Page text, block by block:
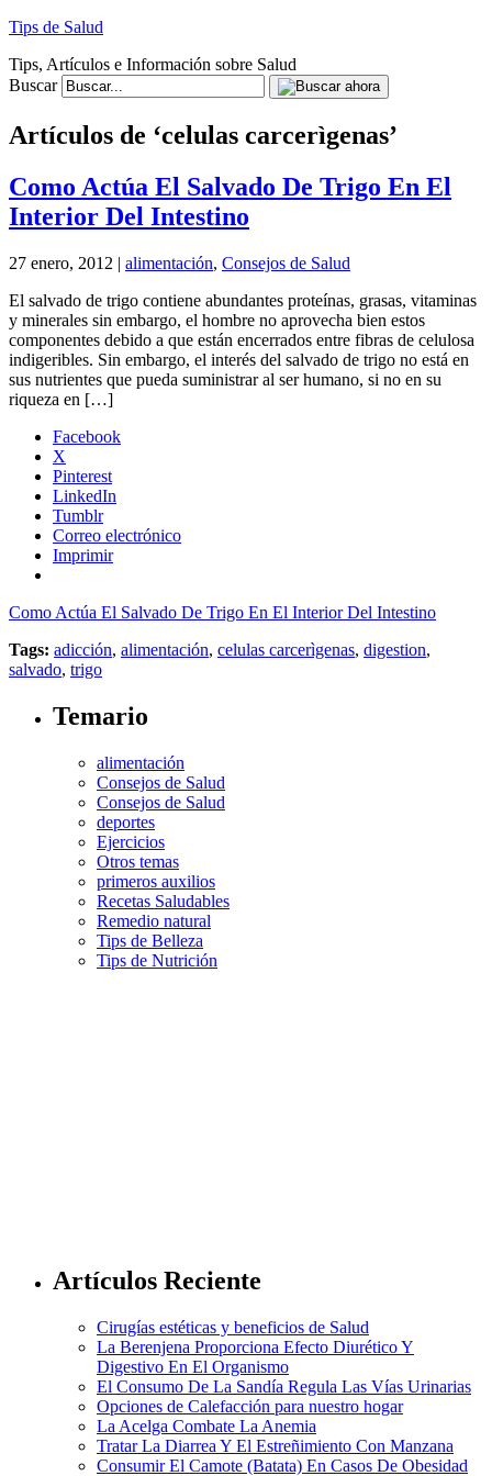
Tips de Salud
Tips, Artículos e Información sobre Salud
Buscar
Artículos de ‘celulas carcerìgenas’
Como Actúa El Salvado De Trigo En El
Interior Del Intestino
27 enero, 2012 | alimentación, Consejos de Salud
El salvado de trigo contiene abundantes proteínas, grasas, vitaminas
y minerales sin embargo, el hombre no aprovecha bien estos
componentes debido a que están encerrados entre fibras de celulosa
indigeribles. Sin embargo, el interés del salvado de trigo no está en
sus nutrientes que pueda suministrar al ser humano, si no en su
riqueza en […]
Facebook
X
Pinterest
LinkedIn
Tumblr
Correo electrónico
Imprimir
Como Actúa El Salvado De Trigo En El Interior Del Intestino
Tags: adicción, alimentación, celulas carcerìgenas, digestion,
salvado, trigo
Temario
alimentación
Consejos de Salud
Consejos de Salud
deportes
Ejercicios
Otros temas
primeros auxilios
Recetas Saludables
Remedio natural
Tips de Belleza
Tips de Nutrición
Artículos Reciente
Cirugías estéticas y beneficios de Salud
La Berenjena Proporciona Efecto Diurético Y
Digestivo En El Organismo
El Consumo De La Sandía Regula Las Vías Urinarias
Opciones de Calefacción para nuestro hogar
La Acelga Combate La Anemia
Tratar La Diarrea Y El Estreñimiento Con Manzana
Consumir El Camote (Batata) En Casos De Obesidad